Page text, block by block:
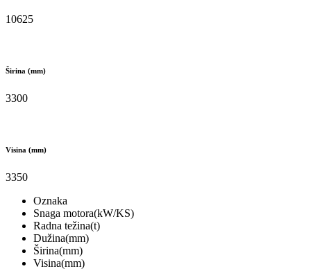
10625
Širina (mm)
3300
Visina (mm)
3350
Oznaka
Snaga motora(kW/KS)
Radna težina(t)
Dužina(mm)
Širina(mm)
Visina(mm)